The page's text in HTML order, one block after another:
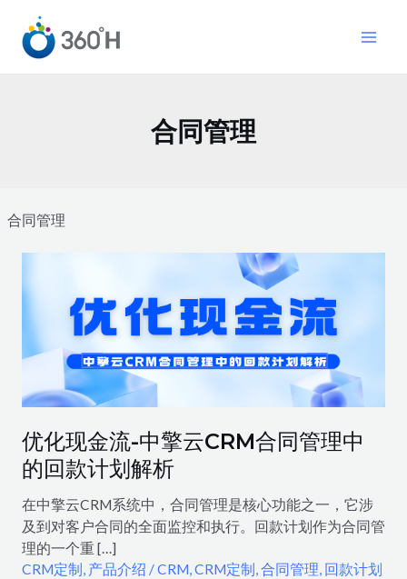
合同管理
合同管理
优化现金流-中擎云CRM合同管理中
的回款计划解析
在中擎云CRM系统中，合同管理是核心功能之一，它涉
及到对客户合同的全面监控和执行。回款计划作为合同管
理的一个重 […]
CRM定制, 产品介绍 /CRM,CRM定制,合同管理, 回款计划